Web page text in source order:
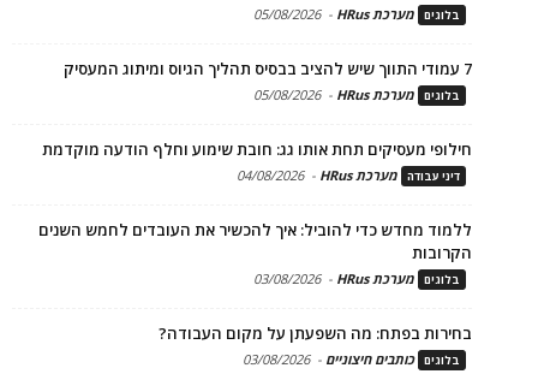
בלוגים מערכת HRus -
05/08/2026
7 עמודי התווך שיש להציב בבסיס תהליך הגיוס ומיתוג המעסיק
בלוגים מערכת HRus -
05/08/2026
חילופי מעסיקים תחת אותו גג: חובת שימוע וחלף הודעה מוקדמת
דיני עבודה מערכת HRus -
04/08/2026
ללמוד מחדש כדי להוביל: איך להכשיר את העובדים לחמש השנים
הקרובות
בלוגים מערכת HRus -
03/08/2026
בחירות בפתח: מה השפעתן על מקום העבודה?
בלוגים כותבים חיצוניים -
03/08/2026